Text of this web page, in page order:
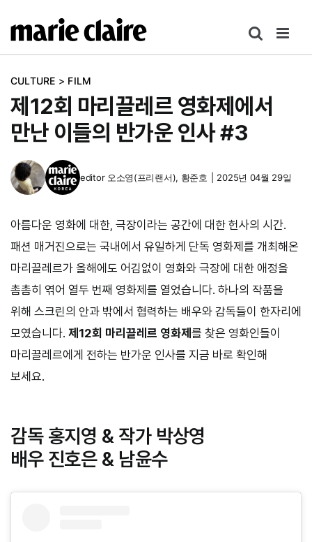
텐
건CULTURE > FILM
제12회 마리끌레르 영화제에서
만난 이들의 반가운 인사 #3
editor 오소영(프리랜서), 황준호 2025년 04월 29일
아름다운 영화에 대한, 극장이라는 공간에 대한 헌사의 시간.
패션 매거진으로는 국내에서 유일하게 단독 영화제를 개최해온
마리끌레르가 올해에도 어김없이 영화와 극장에 대한 애정을
촘촘히 엮어 열두 번째 영화제를 열었습니다. 하나의 작품을
위해 스크린의 안과 밖에서 협력하는 배우와 감독들이 한자리에
모였습니다. 제12회 마리끌레르 영화제 를 찾은 영화인들이
마리끌레르에게 전하는 반가운 인사를 지금 바로 확인해
보세요.
감독 홍지영 & 작가 박상영
배우 진호은 & 남윤수